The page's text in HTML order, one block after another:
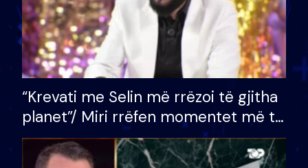
“Krevati me Selin më rrëzoi të gjitha
planet”/ Miri rrëfen momentet më të
bukura në shtëpinë e BB VIP: Do më
mungojë zilja e mëngjesit kur…